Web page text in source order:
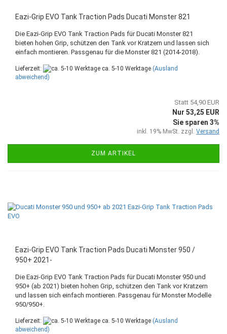
Eazi-Grip EVO Tank Traction Pads Ducati Monster 821
Die Eazi-Grip EVO Tank Traction Pads für Ducati Monster 821
bieten hohen Grip, schützen den Tank vor Kratzern und lassen sich
einfach montieren. Passgenau für die Monster 821 (2014-2018).
Lieferzeit: ca. 5-10 Werktage (Ausland
abweichend)
Statt 54,90 EUR
Nur 53,25 EUR
Sie sparen 3%
inkl. 19% MwSt. zzgl. Versand
ZUM ARTIKEL
Eazi-Grip EVO Tank Traction Pads Ducati Monster 950 /
950+ 2021-
Die Eazi-Grip EVO Tank Traction Pads für Ducati Monster 950 und
950+ (ab 2021) bieten hohen Grip, schützen den Tank vor Kratzern
und lassen sich einfach montieren. Passgenau für Monster Modelle
950/950+.
Lieferzeit: ca. 5-10 Werktage (Ausland
abweichend)